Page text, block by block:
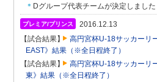
＊ Dグループ代表チームが決定しました
プレミア/プリンス
2016.12.13
【試合結果】
高円宮杯U-18サッカーリ
EAST》結果（※全日程終了）
【試合結果】
高円宮杯U-18サッカーリ
東》結果（※全日程終了）